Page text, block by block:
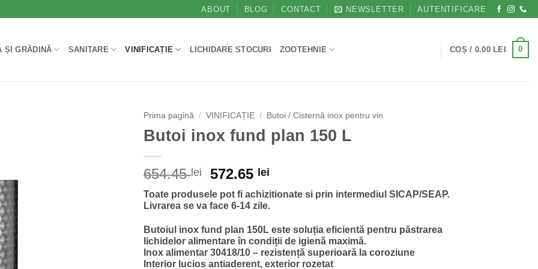
ABOUT BLOG CONTACT NEWSLETTER AUTENTIFICARE
ȘI GRĂDINĂ SANITARE VINIFICAȚIE LICHIDARE STOCURI ZOOTEHNIE COȘ / 0.00 LEI 0
Prima pagină / VINIFICAȚIE / Butoi / Cisternă inox pentru vin
Butoi inox fund plan 150 L
654.45lei
Prețul
inițial
a
654.45 lei.
572.65 lei
curent
este:
Toate produsele pot fi achizitionate si prin intermediul SICAP/SEAP.
Livrarea se va face 6-14 zile.
Butoiul inox fund plan 150L este soluția eficientă pentru păstrarea
lichidelor alimentare în condiții de igienă maximă.
Inox alimentar 30418/10 – rezistență superioară la coroziune
Interior lucios antiaderent, exterior rozetat